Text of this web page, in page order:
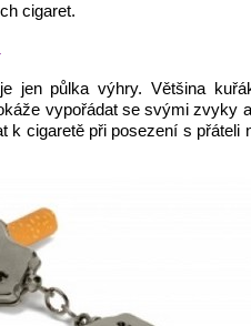
cigaret.
jen půlka výhry. Většina
vypořádat se svými zvyky
k cigaretě při posezení s přáteli